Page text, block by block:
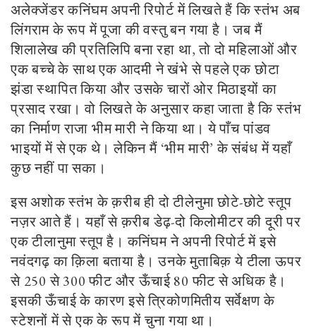
अलेक्जेंडर कनिंघम अपनी रिपोर्ट में लिखते हैं कि स्तंभ अब
लिंगराम के रूप में पूजा की वस्तु बन गया है। जब मैं
शिलालेख की प्रतिलिपि बना रहा था,तो दो महिलाओं और
एक बच्चे के साथ एक आदमी ने खंभे से पहले एक छोटा
झंडा स्थापित किया और उसके चारों ओर मिठाइयों का
प्रसाद रखा। वो लिखते के अनुसार कहा जाता है कि स्तंभ
का निर्माण राजा भीम मारी ने किया था। ये पाँच पांडव
भाइयों में से एक थे। लेकिन मैं ‘भीम मारी’के संबंध में यहाँ
कुछ नहीं पा सका।
इस अशोक स्तंभ के क़रीब ही दो टीलेनुमा छोटे-छोटे स्तूप
नज़र आते हैं। यहाँ से क़रीब डेढ़-दो किलोमीटर की दूरी पर
एक टीलानुमा स्तूप है। कनिंघम ने अपनी रिपोर्ट में इसे
नवंदगढ़ का क़िला बताया है। उनके मुताबिक़ ये टीला ऊपर
से 250 से300फीट और ऊँचाई80 फीट से अधिक है।
इसकी ऊँचाई के कारण इसे त्रिकोणमितीय सर्वेक्षण के
स्टेशनों में से एक के रूप में चुना गया था।